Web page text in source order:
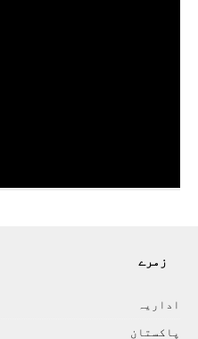
زمرے
اداريہ
پاکستان